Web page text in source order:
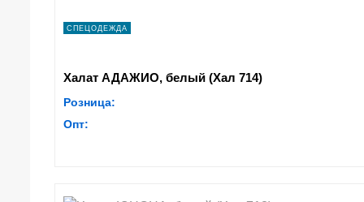
СПЕЦОДЕЖДА
Халат АДАЖИО, белый (Хал 714)
Розница:
Опт: